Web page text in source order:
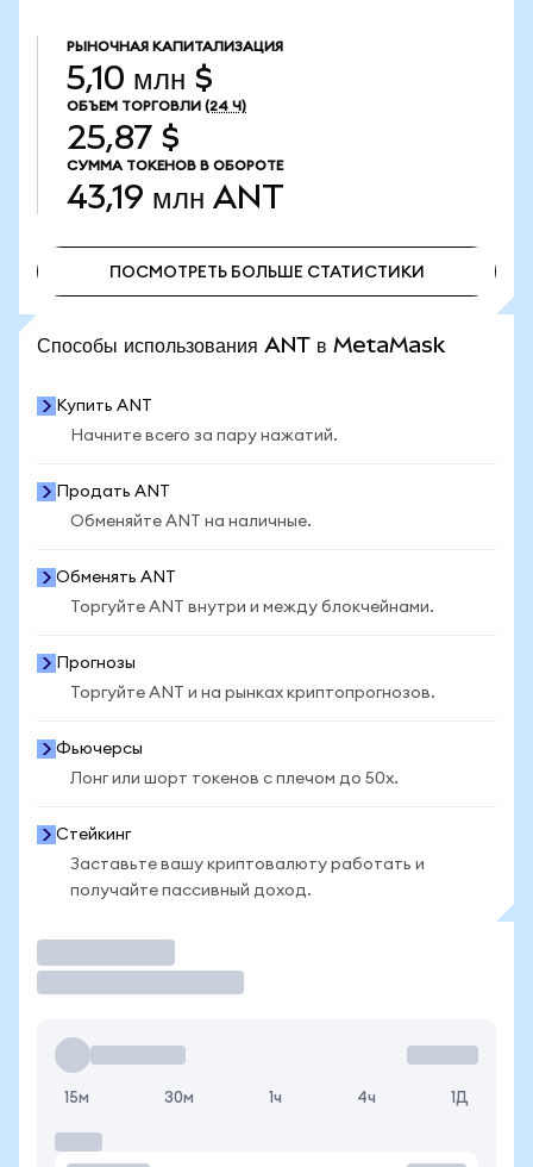
РЫНОЧНАЯ КАПИТАЛИЗАЦИЯ
5,10 млн $
ОБЪЕМ ТОРГОВЛИ (24 Ч)
25,87 $
СУММА ТОКЕНОВ В ОБОРОТЕ
43,19 млн ANT
ПОСМОТРЕТЬ БОЛЬШЕ СТАТИСТИКИ
Способы использования ANT в MetaMask
Купить ANT
Начните всего за пару нажатий.
Продать ANT
Обменяйте ANT на наличные.
Обменять ANT
Торгуйте ANT внутри и между блокчейнами.
Прогнозы
Торгуйте ANT и на рынках криптопрогнозов.
Фьючерсы
Лонг или шорт токенов с плечом до 50x.
Стейкинг
Заставьте вашу криптовалюту работать и
получайте пассивный доход.
15м 30м 1ч 4ч 1Д